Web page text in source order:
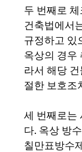
두 번째로
건축법에서
규정하고 있
옥상의 경우
라서 해당
절한 보호조
세 번째로는
다. 옥상 방
칠만표방수